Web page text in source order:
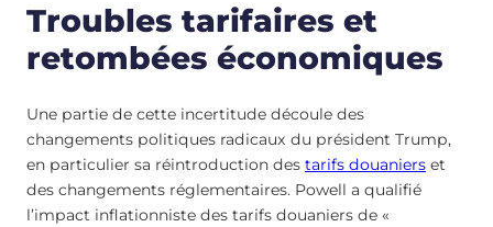
Troubles tarifaires et
retombées économiques
Une partie de cette incertitude découle des
changements politiques radicaux du président Trump,
en particulier sa réintroduction des tarifs douaniers et
des changements réglementaires. Powell a qualifié
l’impact inflationniste des tarifs douaniers de «